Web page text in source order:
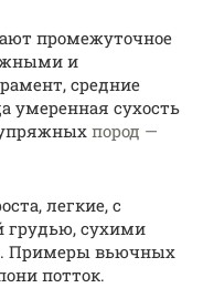
промежуточное
и
средние
умеренная сухость
пород —
легкие, с
грудью, сухими
Примеры вьючных
потток.